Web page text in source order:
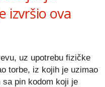
izvršio ova
uz upotrebu fizičke
torbe, iz kojih je uzimao
pin kodom koji je